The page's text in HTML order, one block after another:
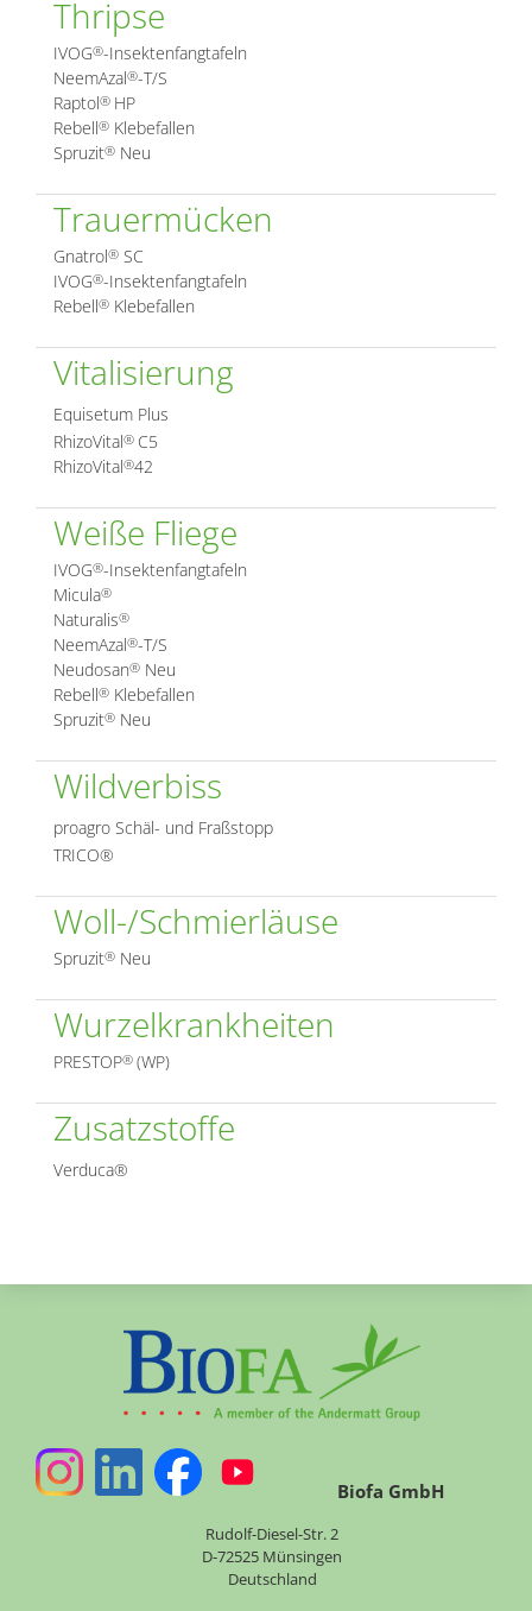
Thripse
IVOG®-Insektenfangtafeln
NeemAzal®-T/S
Raptol® HP
Rebell®Klebefallen
Spruzit®Neu
Trauermücken
Gnatrol®SC
IVOG®-Insektenfangtafeln
Rebell®Klebefallen
Vitalisierung
Equisetum Plus
RhizoVital® C5
RhizoVital®42
Weiße Fliege
IVOG®-Insektenfangtafeln
Micula®
Naturalis®
NeemAzal®-T/S
Neudosan®Neu
Rebell®Klebefallen
Spruzit®Neu
Wildverbiss
proagro Schäl- und Fraßstopp
TRICO®
Woll-/Schmierläuse
Spruzit®Neu
Wurzelkrankheiten
PRESTOP® (WP)
Zusatzstoffe
Verduca®
Biofa GmbH
Rudolf-Diesel-Str. 2
D-72525 Münsingen
Deutschland